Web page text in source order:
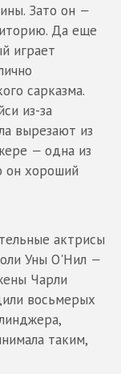
Зато он —
Да еще
играет
сарказма.
из-за
вырезают из
— одна из
он хороший
актрисы
Уны О'Нил —
Чарли
восьмерых
таким,